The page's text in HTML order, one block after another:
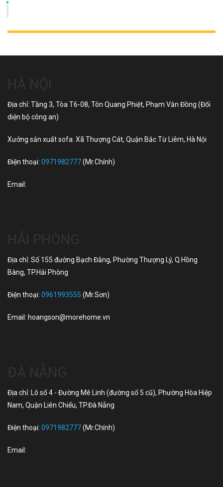
Địa chỉ: Tầng 3, Tòa T6-08, Tôn Quang Phiệt, Phạm Văn Đồng (Đối
diện bộ công an)
Xưởng sản xuất sofa: Xã Thượng Cát, Quận Bắc Từ Liêm, Hà Nội
Điện thoại: 0971982777(Mr.Chính)
Email:
Địa chỉ: Số 155 đường Bạch Đằng, Phường Thượng Lý, Q.Hồng
Bàng, TP.Hải Phòng
Điện thoại: 0961993555 (Mr.Sơn)
Email: hoangson@morehome.vn
Địa chỉ: Lô số 4 - Đường Mê Linh (đường số 5 cũ), Phường Hòa Hiệp
Nam, Quận Liên Chiểu, TP.Đà Nẵng
Điện thoại: 0971982777(Mr.Chính)
Email: